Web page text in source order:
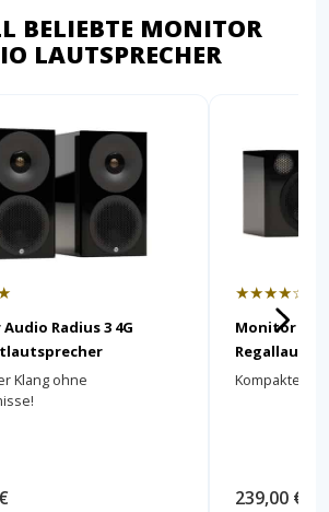
BELIEBTE MONITOR
LAUTSPRECHER
Radius 3 4G
Klang ohne
★★★★☆
Monitor
Kompakter
239,00 €